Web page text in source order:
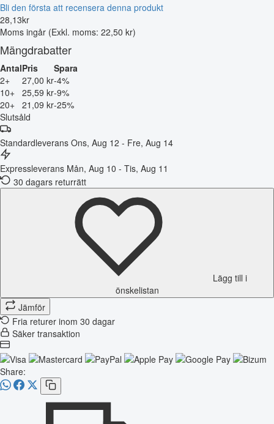
Bli den första att recensera denna produkt
28,13kr
Moms ingår (Exkl. moms: 22,50 kr)
Mängdrabatter
AntalPris
Spara
2+
27,00 kr-4%
10+ 25,59 kr-9%
20+ 21,09 kr-25%
Slutsåld
Standardleverans Ons, Aug 12 - Fre, Aug 14
Expressleverans Mån, Aug 10 - Tis, Aug 11
30 dagars returrätt
Lägg till i
önskelistan
Jämför
Fria returer inom 30 dagar
Säker transaktion
Share: